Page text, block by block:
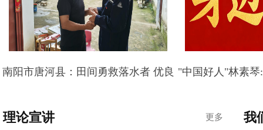
南阳市唐河县：田间勇救落水者 优良 "中国好人"林素
更多
理论宣讲 我